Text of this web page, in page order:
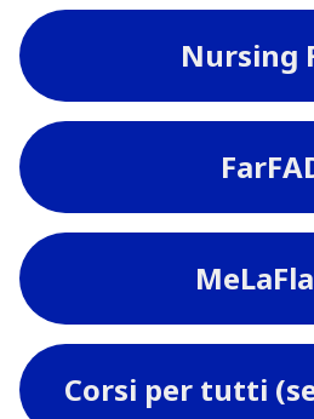
Nursing
Corsi per tutti